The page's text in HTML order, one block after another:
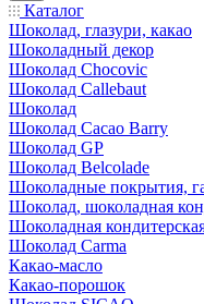
Каталог
Шоколад, глазури, какао
Шоколадный декор
Шоколад Chocovic
Шоколад Callebaut
Шоколад
Шоколад Cacao Barry
Шоколад GP
Шоколад Belcolade
Шоколадные покрытия,
Шоколад, шоколадная
Шоколадная
Шоколад Carma
Какао-масло
Какао-порошок